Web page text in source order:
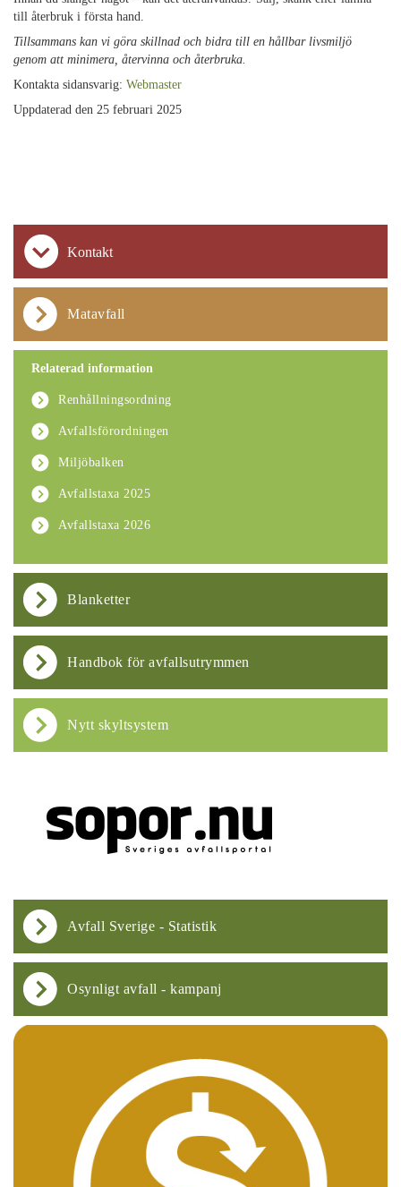
till återbruk i första hand.
Tillsammans kan vi göra skillnad och bidra till en hållbar livsmiljö
genom att minimera, återvinna och återbruka.
Kontakta sidansvarig: Webmaster
Uppdaterad den 25 februari 2025
Kontakt
Matavfall
Relaterad information
Renhållningsordning
Avfallsförordningen
Miljöbalken
Avfallstaxa 2025
Avfallstaxa 2026
Blanketter
Handbok för avfallsutrymmen
Nytt skyltsystem
Avfall Sverige - Statistik
Osynligt avfall - kampanj